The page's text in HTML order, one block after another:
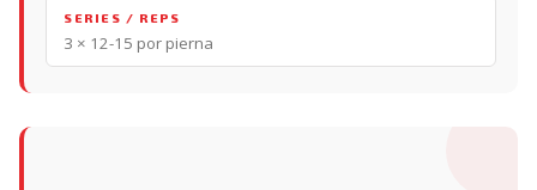
SERIES / REPS
3 × 12-15 por pierna